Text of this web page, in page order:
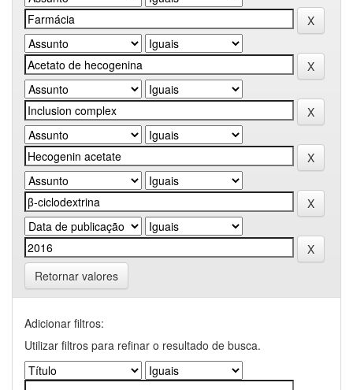
Retornar valores
Adicionar filtros:
Utilizar filtros para refinar o resultado de busca.